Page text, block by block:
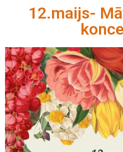
12.maijs-